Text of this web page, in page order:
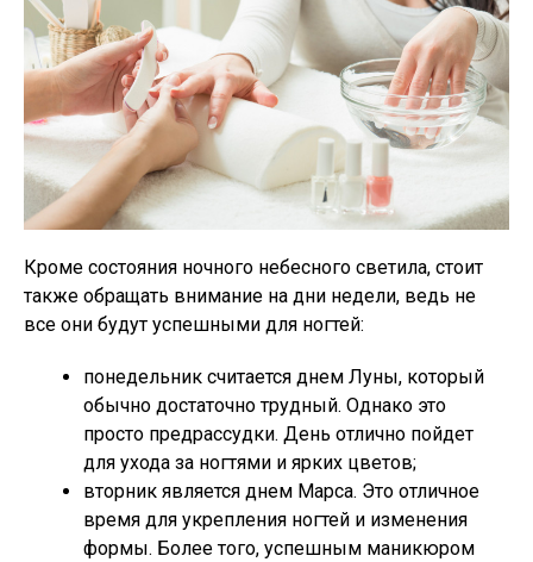
Кроме состояния ночного небесного светила, стоит
также обращать внимание на дни недели, ведь не
все они будут успешными для ногтей:
понедельник считается днем Луны, который
обычно достаточно трудный. Однако это
просто предрассудки. День отлично пойдет
для ухода за ногтями и ярких цветов;
вторник является днем Марса. Это отличное
время для укрепления ногтей и изменения
формы. Более того, успешным маникюром